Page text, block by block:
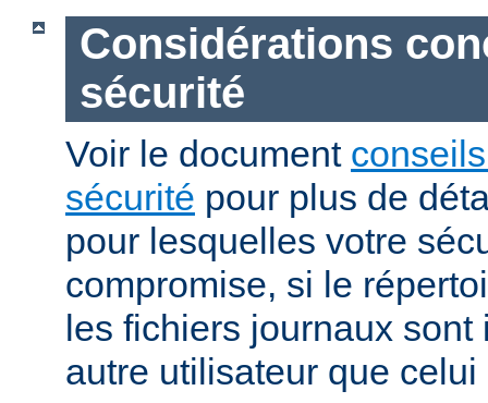
Considérations
sécurité
Voir le document
sécurité pour plus de
pour lesquelles votre
compromise, si le
les fichiers journaux
autre utilisateur que